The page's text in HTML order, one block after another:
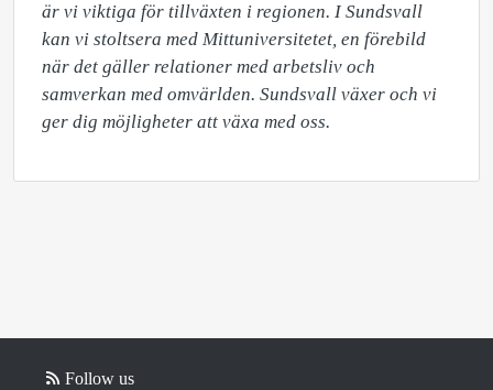
är vi viktiga för tillväxten i regionen. I Sundsvall
kan vi stoltsera med Mittuniversitetet, en förebild
när det gäller relationer med arbetsliv och
samverkan med omvärlden. Sundsvall växer och vi
ger dig möjligheter att växa med oss.
Follow us